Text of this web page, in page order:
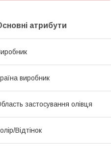
атрибути
виробник
застосування олівця
Відтінок